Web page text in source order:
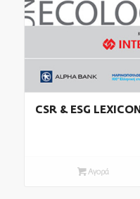
CSR & ESG LEXICON
Αγορά